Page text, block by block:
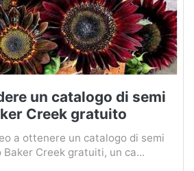
un catalogo di semi
Creek gratuito
a ottenere un catalogo di semi
Creek gratuiti, un ca...